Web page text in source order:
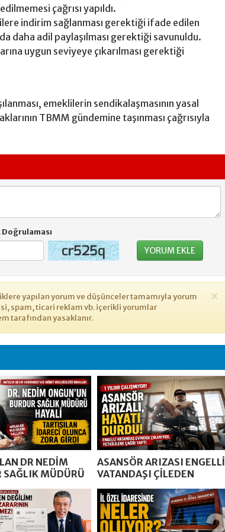
çağrısı yapıldı.
indirim sağlanması gerektiği ifade edilen
daha adil paylaşılması gerektiği savunuldu.
uygun seviyeye çıkarılması gerektiği
emeklilerin sendikalaşmasının yasal
TBMM gündemine taşınması çağrısıyla
YORUM EKLE
×
yapılan yorum ve düşünceler tamamıyla yorum
spam, ticari reklam vb. içerikli yorumlar
tarafından yasaklanır.
DR NEDİM
SAĞLIK MÜDÜRÜ
ASANSÖR ARIZASI ENGELLİ
VATANDAŞI ÇİLEDEN
ÇIKARDI